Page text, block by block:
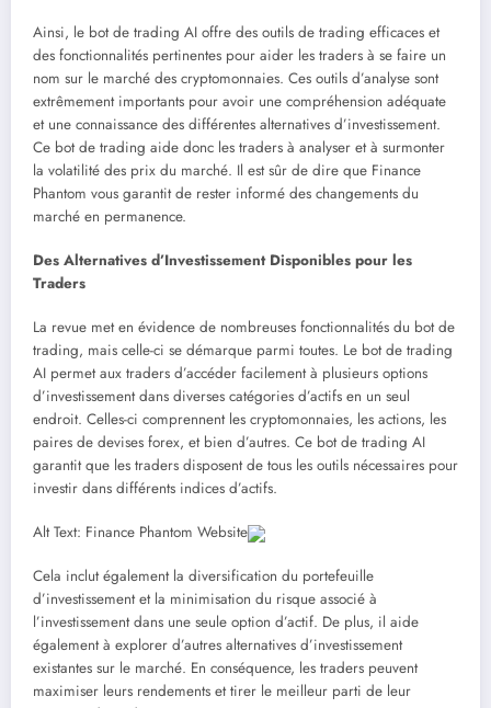
Ainsi, le bot de trading AI offre des outils de trading efficaces et
des fonctionnalités pertinentes pour aider les traders à se faire un
nom sur le marché des cryptomonnaies. Ces outils d’analyse sont
extrêmement importants pour avoir une compréhension adéquate
et une connaissance des différentes alternatives d’investissement.
Ce bot de trading aide donc les traders à analyser et à surmonter
la volatilité des prix du marché. Il est sûr de dire que Finance
Phantom vous garantit de rester informé des changements du
marché en permanence.
Des Alternatives d’Investissement Disponibles pour les
Traders
La revue met en évidence de nombreuses fonctionnalités du bot de
trading, mais celle-ci se démarque parmi toutes. Le bot de trading
AI permet aux traders d’accéder facilement à plusieurs options
d’investissement dans diverses catégories d’actifs en un seul
endroit. Celles-ci comprennent les cryptomonnaies, les actions, les
paires de devises forex, et bien d’autres. Ce bot de trading AI
garantit que les traders disposent de tous les outils nécessaires pour
investir dans différents indices d’actifs.
Alt Text: Finance Phantom Website
Cela inclut également la diversification du portefeuille
d’investissement et la minimisation du risque associé à
l’investissement dans une seule option d’actif. De plus, il aide
également à explorer d’autres alternatives d’investissement
existantes sur le marché. En conséquence, les traders peuvent
maximiser leurs rendements et tirer le meilleur parti de leur